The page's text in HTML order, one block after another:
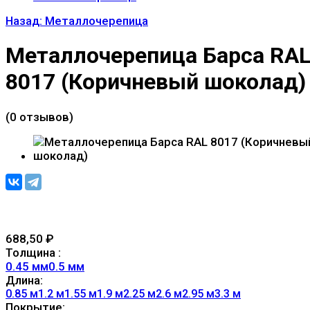
Назад: Металлочерепица
Металлочерепица Барса RAL
8017 (Коричневый шоколад)
(0 отзывов)
688,50 ₽
Толщина :
0.45 мм0.5 мм
Длина:
0.85 м1.2 м1.55 м1.9 м2.25 м2.6 м2.95 м3.3 м
Покрытие: